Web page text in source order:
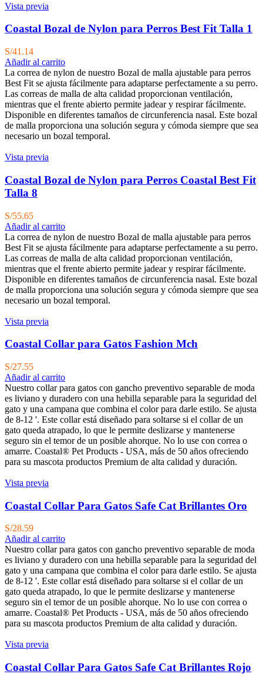
Vista previa
Coastal Bozal de Nylon para Perros Best Fit Talla 1
S/41.14
Añadir al carrito
La correa de nylon de nuestro Bozal de malla ajustable para perros
Best Fit se ajusta fácilmente para adaptarse perfectamente a su perro.
Las correas de malla de alta calidad proporcionan ventilación,
mientras que el frente abierto permite jadear y respirar fácilmente.
Disponible en diferentes tamaños de circunferencia nasal. Este bozal
de malla proporciona una solución segura y cómoda siempre que sea
necesario un bozal temporal.
Vista previa
Coastal Bozal de Nylon para Perros Coastal Best Fit
Talla 8
S/55.65
Añadir al carrito
La correa de nylon de nuestro Bozal de malla ajustable para perros
Best Fit se ajusta fácilmente para adaptarse perfectamente a su perro.
Las correas de malla de alta calidad proporcionan ventilación,
mientras que el frente abierto permite jadear y respirar fácilmente.
Disponible en diferentes tamaños de circunferencia nasal. Este bozal
de malla proporciona una solución segura y cómoda siempre que sea
necesario un bozal temporal.
Vista previa
Coastal Collar para Gatos Fashion Mch
S/27.55
Añadir al carrito
Nuestro collar para gatos con gancho preventivo separable de moda
es liviano y duradero con una hebilla separable para la seguridad del
gato y una campana que combina el color para darle estilo. Se ajusta
de 8-12 '. Este collar está diseñado para soltarse si el collar de un
gato queda atrapado, lo que le permite deslizarse y mantenerse
seguro sin el temor de un posible ahorque. No lo use con correa o
amarre. Coastal® Pet Products - USA, más de 50 años ofreciendo
para su mascota productos Premium de alta calidad y duración.
Vista previa
Coastal Collar Para Gatos Safe Cat Brillantes Oro
S/28.59
Añadir al carrito
Nuestro collar para gatos con gancho preventivo separable de moda
es liviano y duradero con una hebilla separable para la seguridad del
gato y una campana que combina el color para darle estilo. Se ajusta
de 8-12 '. Este collar está diseñado para soltarse si el collar de un
gato queda atrapado, lo que le permite deslizarse y mantenerse
seguro sin el temor de un posible ahorque. No lo use con correa o
amarre. Coastal® Pet Products - USA, más de 50 años ofreciendo
para su mascota productos Premium de alta calidad y duración.
Vista previa
Coastal Collar Para Gatos Safe Cat Brillantes Rojo